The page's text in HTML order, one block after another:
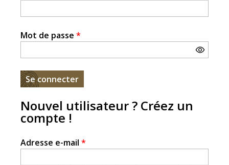
Mot de passe *
Nouvel utilisateur ? Créez un
compte !
Adresse e-mail *